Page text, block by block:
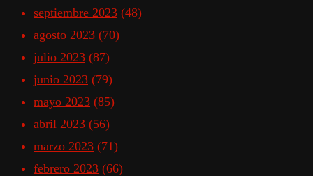
septiembre 2023 (48)
agosto 2023 (70)
julio 2023 (87)
junio 2023 (79)
mayo 2023 (85)
abril 2023 (56)
marzo 2023 (71)
febrero 2023 (66)